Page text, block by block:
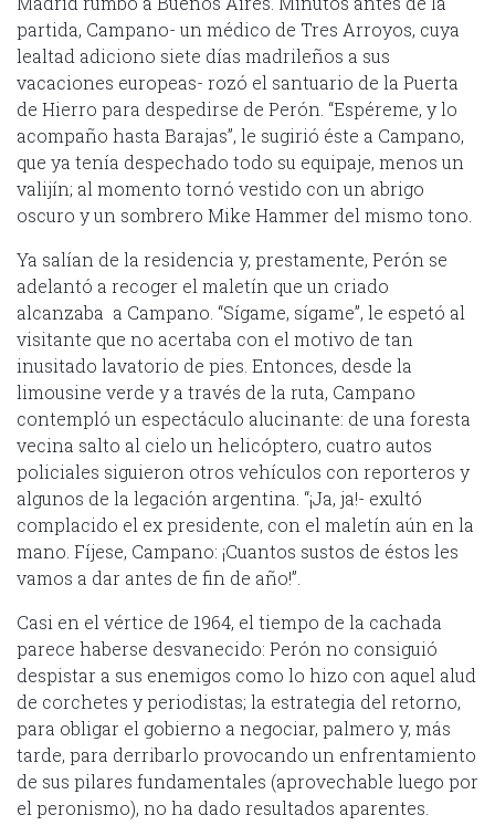
partida, Campano- un médico de Tres Arroyos, cuya
lealtad adiciono siete días madrileños a sus
vacaciones europeas- rozó el santuario de la Puerta
de Hierro para despedirse de Perón. “Espéreme, y lo
acompaño hasta Barajas”, le sugirió éste a Campano,
que ya tenía despechado todo su equipaje, menos un
valijín; al momento tornó vestido con un abrigo
oscuro y un sombrero Mike Hammer del mismo tono.
Ya salían de la residencia y, prestamente, Perón se
adelantó a recoger el maletín que un criado
alcanzaba a Campano. “Sígame, sígame”, le espetó al
visitante que no acertaba con el motivo de tan
inusitado lavatorio de pies. Entonces, desde la
limousine verde y a través de la ruta, Campano
contempló un espectáculo alucinante: de una foresta
vecina salto al cielo un helicóptero, cuatro autos
policiales siguieron otros vehículos con reporteros y
algunos de la legación argentina. “¡Ja, ja!- exultó
complacido el ex presidente, con el maletín aún en la
mano. Fíjese, Campano: ¡Cuantos sustos de éstos les
vamos a dar antes de fin de año!”.
Casi en el vértice de 1964, el tiempo de la cachada
parece haberse desvanecido: Perón no consiguió
despistar a sus enemigos como lo hizo con aquel alud
de corchetes y periodistas; la estrategia del retorno,
para obligar el gobierno a negociar, palmero y, más
tarde, para derribarlo provocando un enfrentamiento
de sus pilares fundamentales (aprovechable luego por
el peronismo), no ha dado resultados aparentes.